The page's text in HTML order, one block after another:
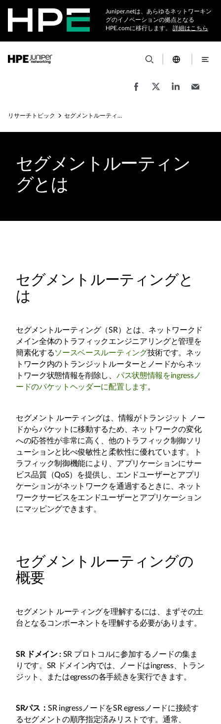
Juniper.netは、あらゆるネットワーキン
グのイノベーションの拠点となる
HPE.comに移行します。 詳細はこちら
リサーチトピック セグメントルーティングとは
セグメントルーティン
グとは
セグメントルーティングと
は
セグメントルーティング（SR）とは、ネットワークド
メイン全体のトラフィックエンジニアリングと管理を
簡素化するソースベースルーティング技術です。ネッ
トワーク内のトランジットルーターとノードからネッ
トワーク状態情報を削除し、 パス状態情報をingressノ
ードのパケットヘッダーに配置します。
セグメント ルーティングは、情報がトランジット ノー
ドからパケットに移動するため、ネットワークの変化
への応答性が非常に高く、他のトラフィック制御ソリ
ューションと比べ俊敏性と柔軟性に優れています。ト
ラフィック制御機能により、アプリケーションにサー
ビス品質（QoS）を提供し、エンドユーザーとアプリ
ケーションがネットワークを通過するときに、ネット
ワークサービスをエンドユーザーとアプリケーション
にマッピングできます。
セグメントルーティングの
概要
セグメント ルーティングを理解するには、まずその土
台となるコンポーネントを理解する必要があります。
SR ドメイン : SR プロトコルに参加するノードの集ま
りです。SR ドメイン内では、ノードはingress、トラン
ジット、またはegressの各手続きを実行できます。
SRパス：SR ingressノードをSR egressノードに接続す
るセグメントの順序指定済みリストです。通常、